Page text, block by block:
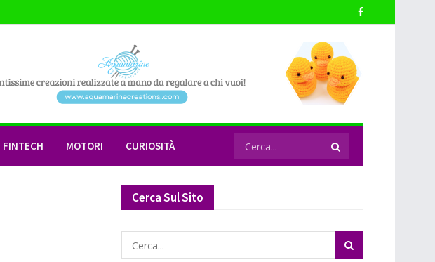
FINTECH MOTORI CURIOSITÀ
Cerca Sul Sito